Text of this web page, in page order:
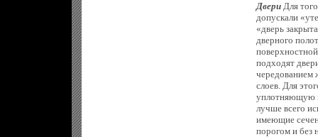
Двери Для
допускали
«дверь
дверного
подходят
чередованием
слоев. Для
уплотняющую
лучше всего
имеющие
порогом и без